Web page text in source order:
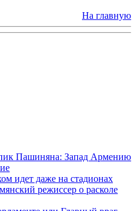
На главную
Пашиняна: Запад Армению
идет даже на стадионах
режиссер о расколе